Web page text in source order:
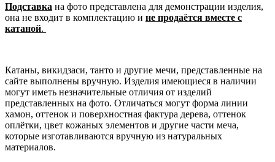
Подставка на фото представлена для демонстрации изделия,
она не входит в комплектацию и не продаётся вместе с
катаной.
Катаны, викидзаси, танто и другие мечи, представленные на
сайте выполнены вручную. Изделия имеющиеся в наличии
могут иметь незначительные отличия от изделий
представленных на фото. Отличаться могут форма линии
хамон, оттенок и поверхностная фактура дерева, оттенок
оплётки, цвет кожаных элементов и другие части меча,
которые изготавливаются вручную из натуральных
материалов.